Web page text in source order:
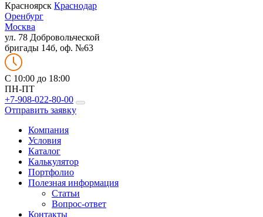
Красноярск Краснодар
Оренбург
Москва
ул. 78 Добровольческой
бригады 14б, оф. №63
C 10:00 до 18:00
ПН-ПТ
+7-908-022-80-00
Отправить заявку
Компания
Условия
Каталог
Калькулятор
Портфолио
Полезная информация
Статьи
Вопрос-ответ
Контакты